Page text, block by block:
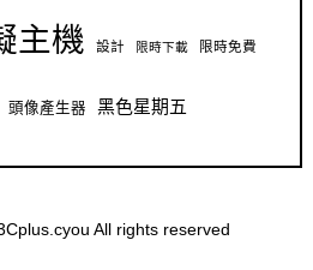
主機 設計 限時下載 限時免費
頭像產生器 黑色星期五
All rights reserved